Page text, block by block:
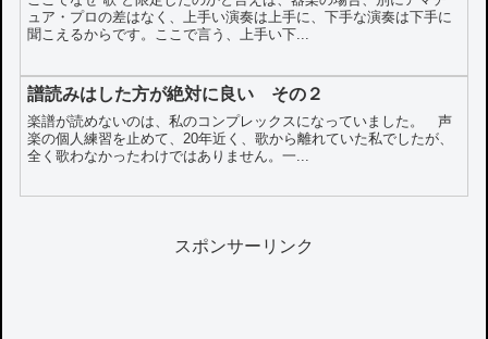
ュア・プロの差はなく、上手い演奏は上手に、下手な演奏は下手に
聞こえるからです。ここで言う、上手い下...
譜読みはした方が絶対に良い その２
楽譜が読めないのは、私のコンプレックスになっていました。 声
楽の個人練習を止めて、20年近く、歌から離れていた私でしたが、
全く歌わなかったわけではありません。一...
スポンサーリンク